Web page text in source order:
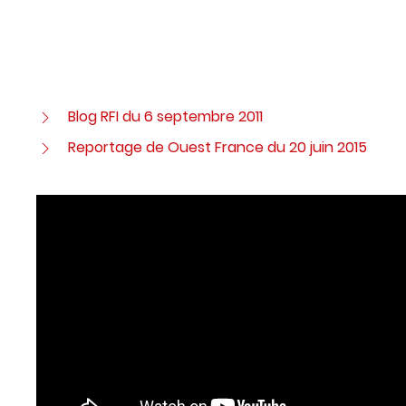
Blog RFI du 6 septembre 2011
Reportage de Ouest France du 20 juin 2015